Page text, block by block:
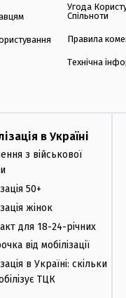
Угода
Спільноти
Правила
Технічна
в Україні
з військової
50+
жінок
для 18-24-річних
від мобілізації
в Україні: скільки
ТЦК